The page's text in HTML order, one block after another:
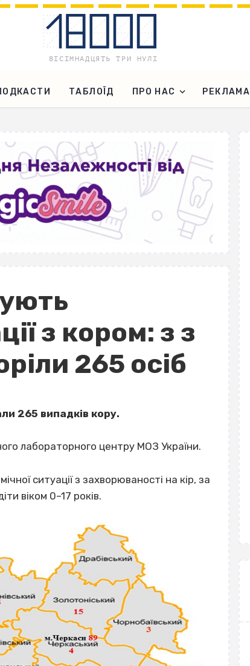
ТАБЛОЇД ПРО НАС РЕКЛАМА
з кором: з з
265 осіб
265 випадків кору.
лабораторного центру МОЗ України.
ситуації з захворюваності на кір, за
віком 0–17 років.